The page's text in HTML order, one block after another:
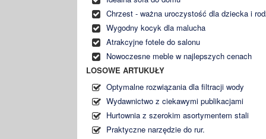
Chrzest - ważna uroczystość dla dziecka i
Wygodny kocyk dla malucha
Atrakcyjne fotele do salonu
Nowoczesne meble w najlepszych cenach
LOSOWE ARTUKUŁY
Optymalne rozwiązania dla filtracji wody
Wydawnictwo z ciekawymi publikacjami
Hurtownia z szerokim asortymentem stali
Praktyczne narzędzie do rur.